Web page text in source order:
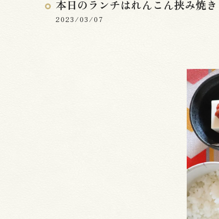
本日のランチはれんこん挟み焼
2023/03/07